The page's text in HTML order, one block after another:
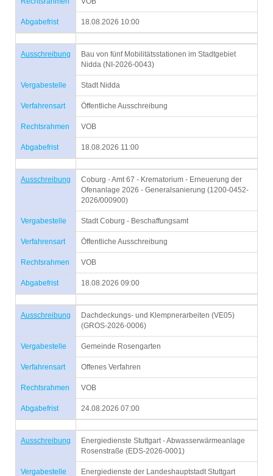
Abgabefrist 18.08.2026 10:00
Ausschreibung
Bau von fünf Mobilitätsstationen im Stadtgebiet
Nidda (NI-2026-0043)
Vergabestelle Stadt Nidda
Verfahrensart Öffentliche Ausschreibung
Rechtsrahmen VOB
Abgabefrist 18.08.2026 11:00
Ausschreibung
Coburg - Amt 67 - Krematorium - Erneuerung der
Ofenanlage 2026 - Generalsanierung (1200-0452-
2026/000900)
Vergabestelle Stadt Coburg - Beschaffungsamt
Verfahrensart Öffentliche Ausschreibung
Rechtsrahmen VOB
Abgabefrist 18.08.2026 09:00
Ausschreibung
Dachdeckungs- und Klempnerarbeiten (VE05)
(GROS-2026-0006)
Vergabestelle Gemeinde Rosengarten
Verfahrensart Offenes Verfahren
Rechtsrahmen VOB
Abgabefrist 24.08.2026 07:00
Ausschreibung
Energiedienste Stuttgart - Abwasserwärmeanlage
Rosenstraße (EDS-2026-0001)
Vergabestelle Energiedienste der Landeshauptstadt Stuttgart